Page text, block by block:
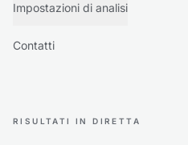
Impostazioni di analisi
Contatti
RISULTATI IN DIRETTA